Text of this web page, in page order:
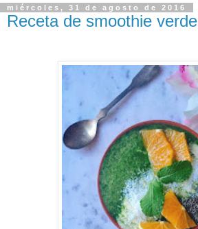
miércoles, 31 de agosto de 2016
Receta de smoothie verde